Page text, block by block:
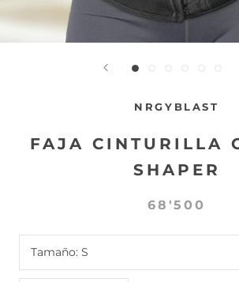
NRGYBLAST
FAJA CINTURILLA
SHAPER
68'500
Tamaño: S